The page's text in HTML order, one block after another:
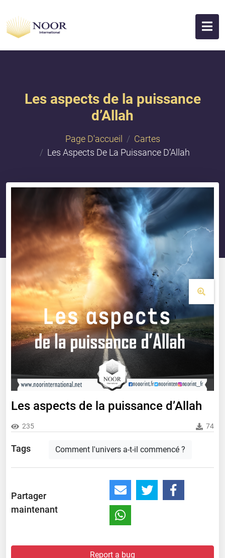
Les aspects de la puissance
d’Allah
Page D'accueil
Cartes
Les Aspects De La Puissance D’Allah
Les aspects de la puissance d’Allah
235 74
Tags Comment l'univers a-t-il commencé ?
Partager
maintenant
Report a bug